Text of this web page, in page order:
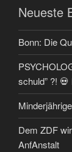
Neueste
Bonn: Die
schuld” ?!
Dem ZDF
AnfAnstalt